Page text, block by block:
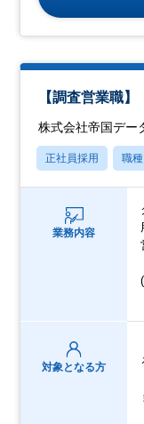
【調査営業職
株式会社帝国デー
正社員採用 職
業務内容
対象となる方